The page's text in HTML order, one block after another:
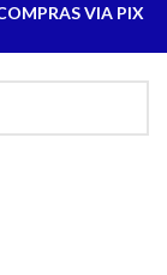
VIA PIX